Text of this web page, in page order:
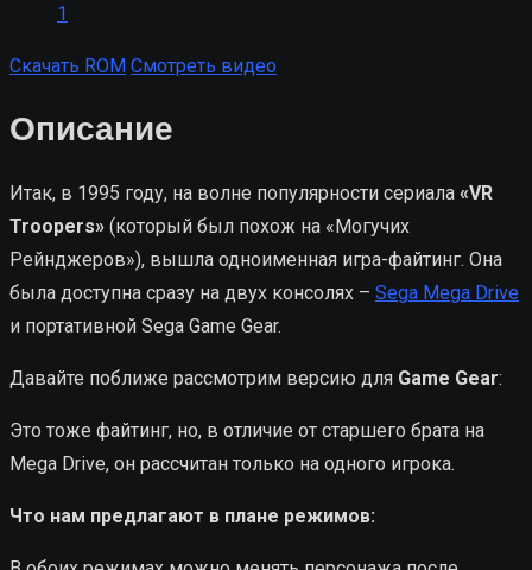
1
Скачать ROM Смотреть видео
Описание
Итак, в 1995 году, на волне популярности сериала «VR
Troopers» (который был похож на «Могучих
Рейнджеров»), вышла одноименная игра-файтинг. Она
была доступна сразу на двух консолях – Sega Mega Drive
и портативной Sega Game Gear.
Давайте поближе рассмотрим версию для Game Gear:
Это тоже файтинг, но, в отличие от старшего брата на
Mega Drive, он рассчитан только на одного игрока.
Что нам предлагают в плане режимов: